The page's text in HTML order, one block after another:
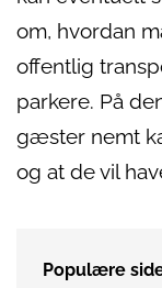
om, hvordan
offentlig
parkere. På
gæster nemt
og at de vil
Populære